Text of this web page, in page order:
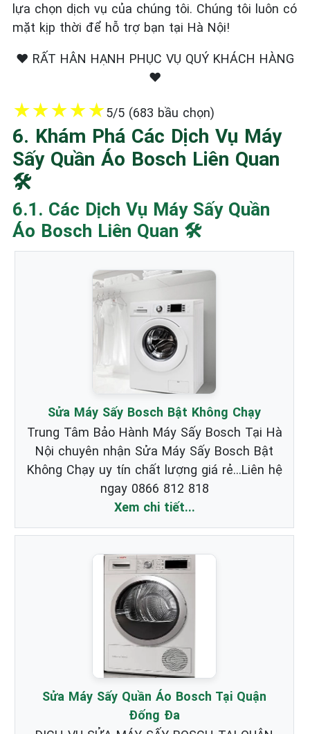
lựa chọn dịch vụ của chúng tôi. Chúng tôi luôn có
mặt kịp thời để hỗ trợ bạn tại Hà Nội!
❤️ RẤT HÂN HẠNH PHỤC VỤ QUÝ KHÁCH HÀNG
❤️
★★★★★5/5 (683 bầu chọn)
6. Khám Phá Các Dịch Vụ Máy
Sấy Quần Áo Bosch Liên Quan
🛠️
6.1. Các Dịch Vụ Máy Sấy Quần
Áo Bosch Liên Quan 🛠️
Sửa Máy Sấy Bosch Bật Không Chạy
Trung Tâm Bảo Hành Máy Sấy Bosch Tại Hà
Nội chuyên nhận Sửa Máy Sấy Bosch Bật
Không Chạy uy tín chất lượng giá rẻ...Liên hệ
ngay 0866 812 818
Xem chi tiết...
Sửa Máy Sấy Quần Áo Bosch Tại Quận
Đống Đa